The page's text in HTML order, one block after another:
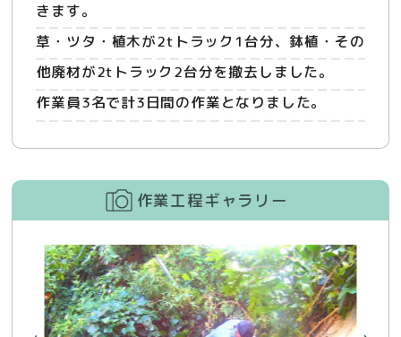
きます。
草・ツタ・植木が2tトラック1台分、鉢植・その
他廃材が2tトラック2台分を撤去しました。
作業員3名で計3日間の作業となりました。
作業工程ギャラリー